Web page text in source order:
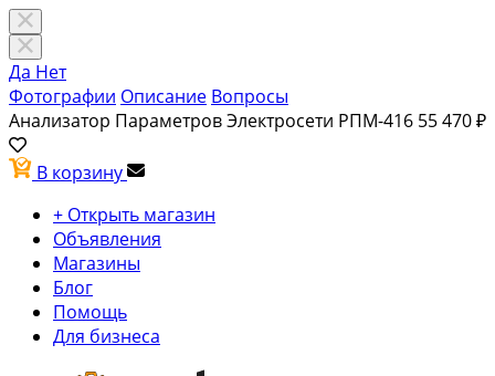
Да Нет
Фотографии Описание Вопросы
Анализатор Параметров Электросети РПМ-416 55 470 ₽
В корзину
+ Открыть магазин
Объявления
Магазины
Блог
Помощь
Для бизнеса